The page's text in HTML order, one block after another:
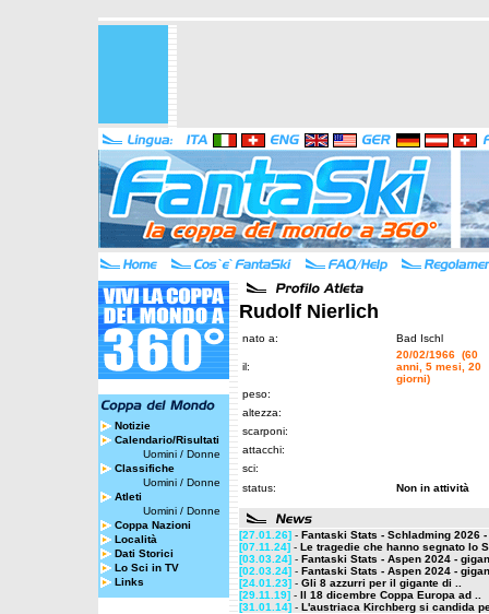
Notizie
Calendario/Risultati
Uomini / Donne
Classifiche
Uomini / Donne
Atleti
Uomini / Donne
Coppa Nazioni
Località
Dati Storici
Lo Sci in TV
Links
Rudolf Nierlich
nato a: Bad Ischl
il:
20/02/1966 (60
anni, 5 mesi, 20
giorni)
peso:
altezza:
scarponi:
attacchi:
sci:
status:
Non in attività
[27.01.26] - Fantaski Stats - Schladming 2026 -
[07.11.24] - Le tragedie che hanno segnato lo
[03.03.24] - Fantaski Stats - Aspen 2024 -
[02.03.24] - Fantaski Stats - Aspen 2024 -
[24.01.23] - Gli 8 azzurri per il gigante di ..
[29.11.19] - Il 18 dicembre Coppa Europa ad ..
[31.01.14] - L'austriaca Kirchberg si candida